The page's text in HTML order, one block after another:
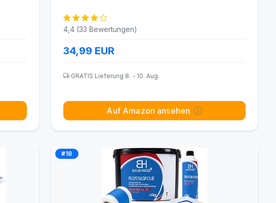
4,4 (33 Bewertungen)
34,99 EUR
GRATIS Lieferung 8. - 10. Aug.
Auf Amazon ansehen
#18